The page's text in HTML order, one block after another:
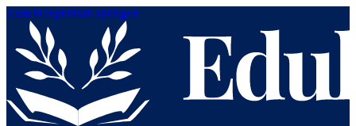
Zum Hauptinhalt springen